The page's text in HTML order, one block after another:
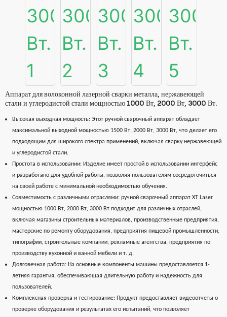
Аппарат для волоконной лазерной сварки металла, нержавеющей
стали и углеродистой стали мощностью 1000 Вт, 2000 Вт, 3000 Вт.
Высокая выходная мощность: Этот ручной сварочный аппарат обладает
максимальной выходной мощностью 1500 Вт, 2000 Вт, 3000 Вт, что делает его
подходящим для широкого спектра применений, включая сварку нержавеющей
и углеродистой стали.
Простота в использовании: Изделие имеет простой в использовании интерфейс
и разработано для удобной работы, позволяя пользователям сосредоточиться
на своей работе с минимальной необходимостью обучения.
Совместимость с различными отраслями: ручной сварочный аппарат XT Laser
мощностью 1000 Вт, 2000 Вт, 3000 Вт подходит для различных отраслей,
включая магазины строительных материалов, производственные предприятия,
мастерские по ремонту оборудования, предприятия пищевой промышленности,
типографии, строительные компании, рекламные агентства, предприятия по
производству кухонной и ванной мебели и т. д.
Долговечная работа: На основные компоненты машины предоставляется 1-
летняя гарантия, обеспечивающая длительную работу и надежность для
пользователей.
Комплексная проверка и тестирование: Продукт предоставляет видеоотчеты о
проверке оборудования и результатах его испытаний, что позволяет